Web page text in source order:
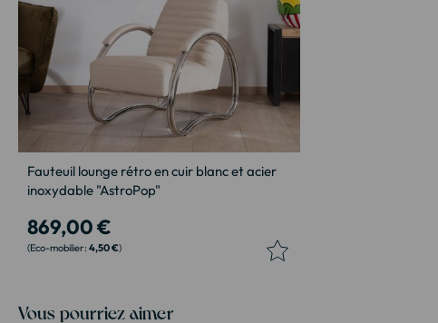
Fauteuil lounge rétro en cuir blanc et acier
inoxydable "AstroPop"
869,00 €
4,50 €
Vous pourriez aimer